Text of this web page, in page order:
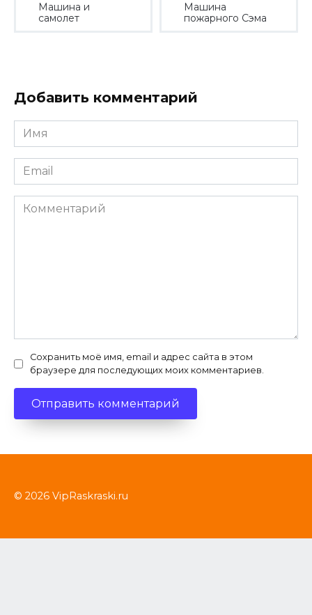
Машина и
самолет
Машина
пожарного Сэма
Добавить комментарий
Имя
*
Email
*
Комментарий
Сохранить моё имя, email и адрес сайта в этом
браузере для последующих моих комментариев.
© 2026 VipRaskraski.ru